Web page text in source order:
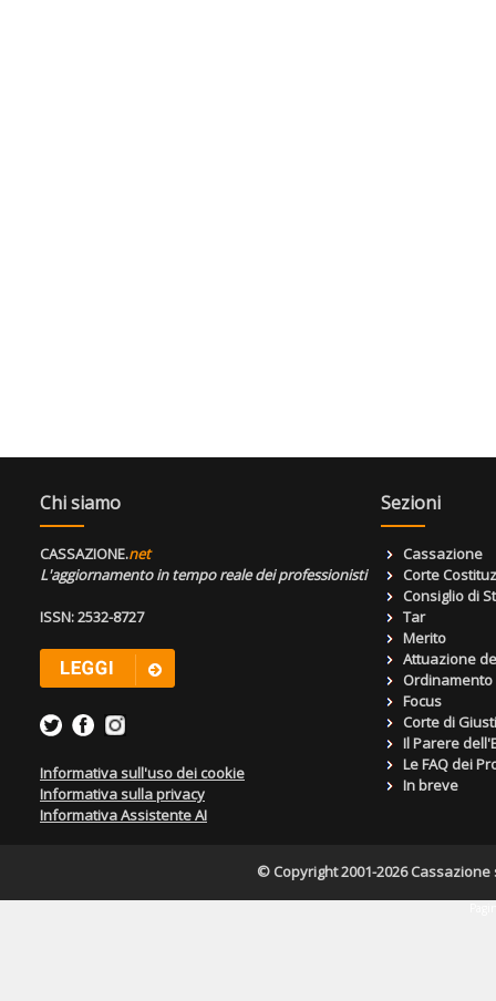
Chi siamo
CASSAZIONE.net
L'aggiornamento in tempo reale dei professionisti
ISSN: 2532-8727
Informativa sull'uso dei cookie
Informativa sulla privacy
Informativa Assistente AI
Sezioni
Cassazione
Corte
Consiglio di
Tar
Merito
Attuazione
Focus
Corte di
Il Parere
Le FAQ dei
In breve
© Copyright 2001-2026 Cassazione